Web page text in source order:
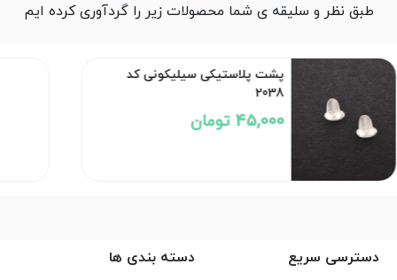
طبق نظر و سلیقه ی شما محصولات زیر را گردآوری کرده ایم
پشت پلاستیکی سیلیکونی کد
2038
45,000 تومان
دسترسی سریع دسته بندی ها